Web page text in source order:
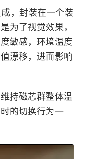
，封装在一个装
为了视觉效果，
敏感，环境温度
漂移，进而影响
持磁芯群整体温
的切换行为一